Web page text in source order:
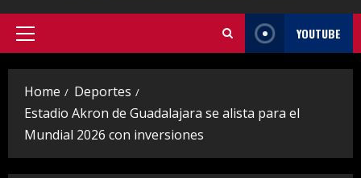
Primary
YOUTUBE
Home
Deportes
Estadio Akron de Guadalajara se alista para el
Mundial 2026 con inversiones